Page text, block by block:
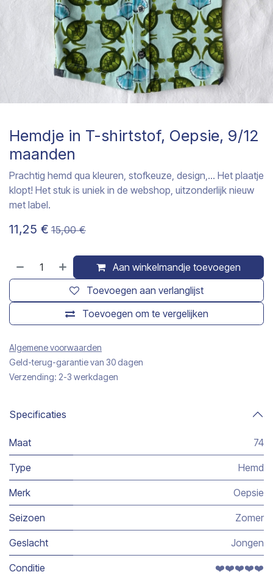
Hemdje in T-shirtstof, Oepsie, 9/12
maanden
Prachtig hemd qua kleuren, stofkeuze, design,... Het plaatje
klopt! Het stuk is uniek in de webshop, uitzonderlijk nieuw
met label.
11,25 € 15,00€
Aan winkelmandje toevoegen
Toevoegen om te vergelijken
Toevoegen aan verlanglijst
Algemene voorwaarden
Geld-terug-garantie van 30 dagen
Verzending: 2-3 werkdagen
Specificaties
Maat 74
Type Hemd
Merk Oepsie
Seizoen Zomer
Geslacht Jongen
Conditie ❤️❤️❤️❤️❤️